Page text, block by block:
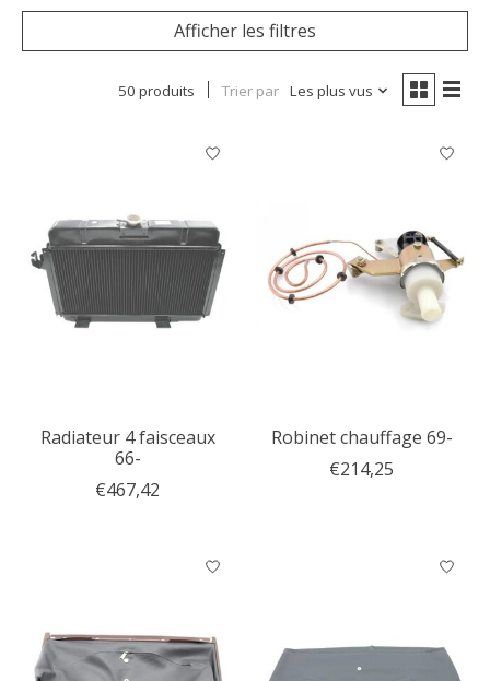
Afficher les filtres
50 produits Trier par Les plus vus
Radiateur 4 faisceaux
66-
€467,42
Robinet chauffage 69-
€214,25